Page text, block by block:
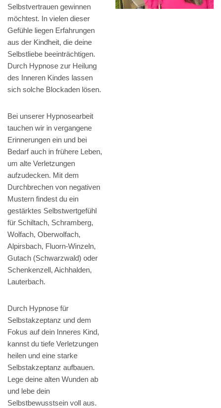
Selbstvertrauen gewinnen
möchtest. In vielen dieser
Gefühle liegen Erfahrungen
aus der Kindheit, die deine
Selbstliebe beeinträchtigen.
Durch Hypnose zur Heilung
des Inneren Kindes lassen
sich solche Blockaden lösen.
Bei unserer Hypnosearbeit
tauchen wir in vergangene
Erinnerungen ein und bei
Bedarf auch in frühere Leben,
um alte Verletzungen
aufzudecken. Mit dem
Durchbrechen von negativen
Mustern findest du ein
gestärktes Selbstwertgefühl
für Schiltach, Schramberg,
Wolfach, Oberwolfach,
Alpirsbach, Fluorn-Winzeln,
Gutach (Schwarzwald) oder
Schenkenzell, Aichhalden,
Lauterbach.
Durch Hypnose für
Selbstakzeptanz und dem
Fokus auf dein Inneres Kind,
kannst du tiefe Verletzungen
heilen und eine starke
Selbstakzeptanz aufbauen.
Lege deine alten Wunden ab
und lebe dein
Selbstbewusstsein voll aus.